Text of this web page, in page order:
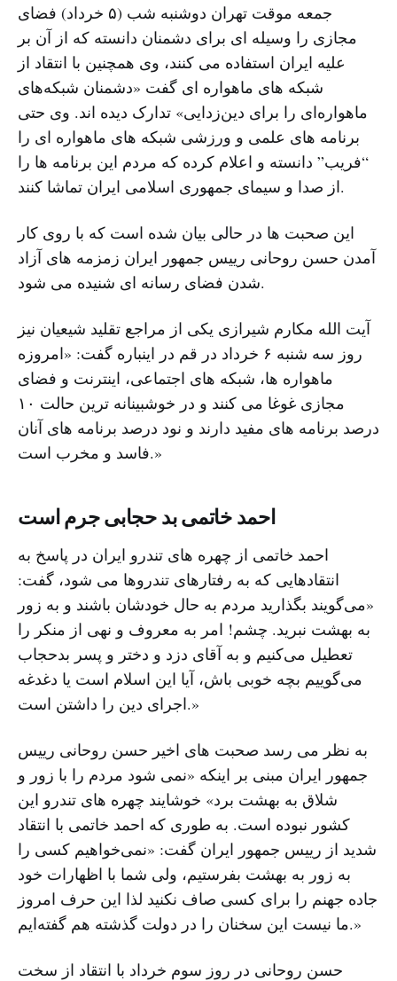
جمعه موقت تهران دوشنبه شب (۵ خرداد) فضای
مجازی را وسیله ای برای دشمنان دانسته که از آن بر
علیه ایران استفاده می کنند، وی همچنین با انتقاد از
شبکه های ماهواره ای گفت «دشمنان شبکه‌های
ماهواره‌ای را برای دین‌زدایی» تدارک دیده اند. وی حتی
برنامه های علمی و ورزشی شبکه های ماهواره ای را
“فریب” دانسته و اعلام کرده که مردم این برنامه ها را
از صدا و سیمای جمهوری اسلامی ایران تماشا کنند.
این صحبت ها در حالی بیان شده است که با روی کار
آمدن حسن روحانی رییس جمهور ایران زمزمه های آزاد
شدن فضای رسانه ای شنیده می شود.
آیت الله مکارم شیرازی یکی از مراجع تقلید شیعیان نیز
روز سه شنبه ۶ خرداد در قم در اینباره گفت: «امروزه
ماهواره ها، شبکه های اجتماعی، اینترنت و فضای
مجازی غوغا می کنند و در خوشبینانه ترین حالت ۱۰
درصد برنامه های مفید دارند و نود درصد برنامه های آنان
فاسد و مخرب است.»
احمد خاتمی بد حجابی جرم است
احمد خاتمی از چهره های تندرو ایران در پاسخ به
انتقادهایی که به رفتارهای تندروها می شود، گفت:
«می‌گویند بگذارید مردم به حال خودشان باشند و به زور
به بهشت نبرید. چشم! امر به معروف و نهی از منکر را
تعطیل می‌کنیم و به آقای دزد و دختر و پسر بدحجاب
می‌گوییم بچه خوبی باش، آیا این اسلام است یا دغدغه
اجرای دین را داشتن است.»
به نظر می رسد صحبت های اخیر حسن روحانی رییس
جمهور ایران مبنی بر اینکه «نمی شود مردم را با زور و
شلاق به بهشت برد» خوشایند چهره های تندرو این
کشور نبوده است. به طوری که احمد خاتمی با انتقاد
شدید از رییس جمهور ایران گفت: «نمی‌خواهیم کسی را
به زور به بهشت بفرستیم، ولی شما با اظهارات خود
جاده جهنم را برای کسی صاف نکنید لذا این حرف امروز
ما نیست این سخنان را در دولت گذشته هم گفته‌ایم.»
حسن روحانی در روز سوم خرداد با انتقاد از سخت